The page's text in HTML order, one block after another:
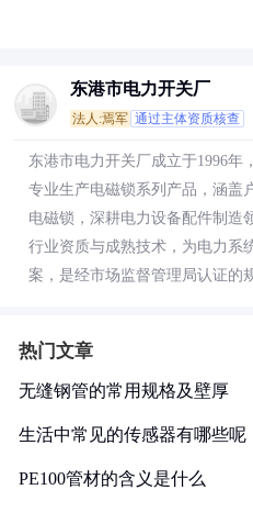
东港市电力开关厂
法人:焉军 通过主体资质核查
东港市电力开关厂成立于1996年
专业生产电磁锁系列产品，涵盖
电磁锁，深耕电力设备配件制造
行业资质与成熟技术，为电力系
案，是经市场监督管理局认证的
热门文章
无缝钢管的常用规格及壁厚
生活中常见的传感器有哪些呢
PE100管材的含义是什么